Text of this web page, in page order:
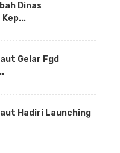
Dinas
Gelar Fgd
Hadiri Launching